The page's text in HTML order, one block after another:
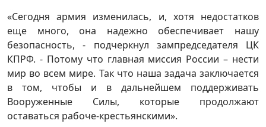
«Сегодня армия изменилась, и, хотя недостатков
еще много, она надежно обеспечивает нашу
безопасность, - подчеркнул зампредседателя ЦК
КПРФ. - Потому что главная миссия России – нести
мир во всем мире. Так что наша задача заключается
в том, чтобы и в дальнейшем поддерживать
Вооруженные Силы, которые продолжают
оставаться рабоче-крестьянскими».